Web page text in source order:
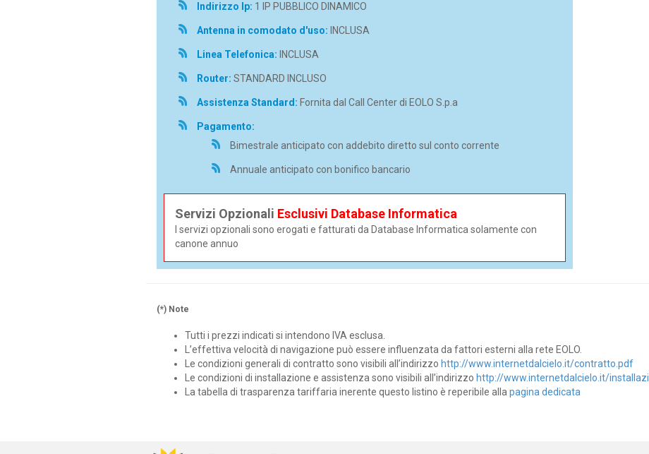
Indirizzo Ip: 1 IP PUBBLICO DINAMICO
Antenna in comodato d'uso: INCLUSA
Linea Telefonica: INCLUSA
Router: STANDARD INCLUSO
Assistenza Standard: Fornita dal Call Center di EOLO S.p.a
Pagamento:
Bimestrale anticipato con addebito diretto sul conto corrente
Annuale anticipato con bonifico bancario
Servizi Opzionali Esclusivi Database Informatica
I servizi opzionali sono erogati e fatturati da Database Informatica solamente con
canone annuo
(*) Note
Tutti i prezzi indicati si intendono IVA esclusa.
L’effettiva velocità di navigazione può essere influenzata da fattori esterni alla rete EOLO.
Le condizioni generali di contratto sono visibili all’indirizzo http://www.internetdalcielo.it/contratto.pdf
Le condizioni di installazione e assistenza sono visibili all’indirizzo http://www.internetdalcielo.it/
La tabella di trasparenza tariffaria inerente questo listino è reperibile alla pagina dedicata